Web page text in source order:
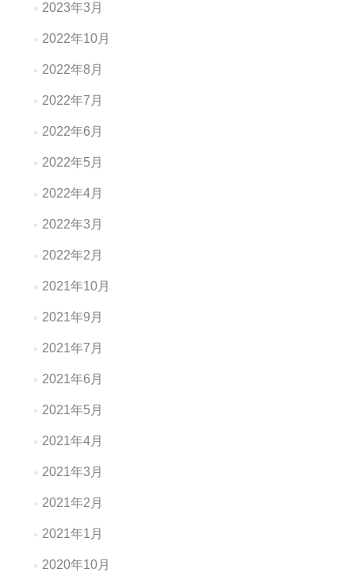
2023年3月
2022年10月
2022年8月
2022年7月
2022年6月
2022年5月
2022年4月
2022年3月
2022年2月
2021年10月
2021年9月
2021年7月
2021年6月
2021年5月
2021年4月
2021年3月
2021年2月
2021年1月
2020年10月